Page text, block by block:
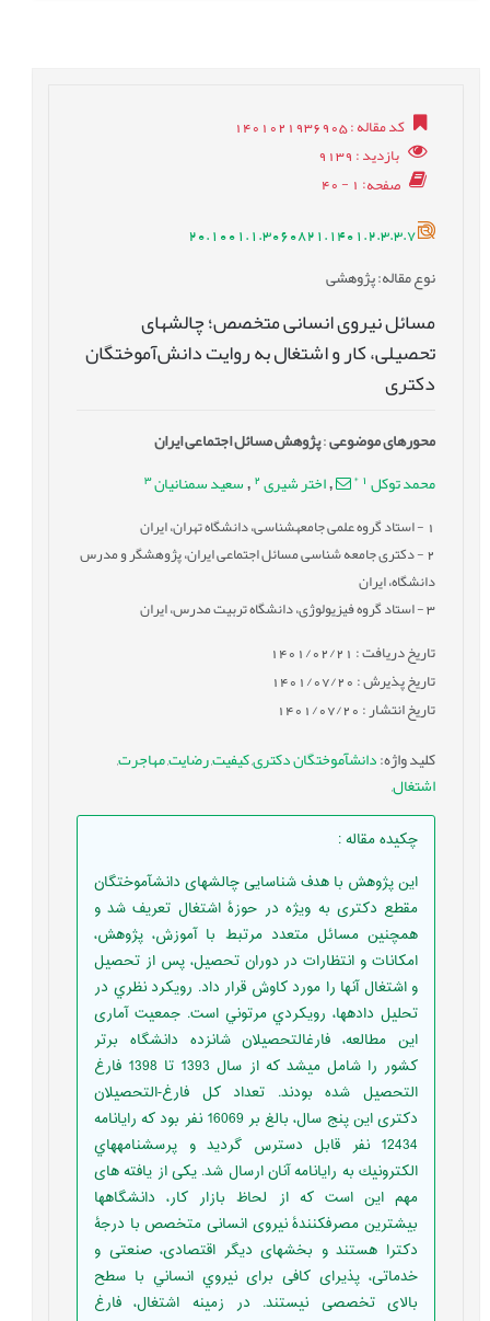
کد مقاله: 1401021936905
بازدید: 9139
صفحه: 1 - 40
20.1001.1.3060821.1401.2.3.3.7
نوع مقاله: پژوهشی
مسائل نیروی انسانی متخصص؛ چالش‏های
تحصیلی، کار و اشتغال به روایت دانش‌‏آموختگان
دکتری
محورهای موضوعی:پژوهش مسائل اجتماعی ایران
محمد توکل *
,اختر شیری 2
, سعید سمنانیان 3
- استاد گروه علمی جامعه‏شناسی، دانشگاه تهران، ایران
2- دکتری جامعه ‏شناسی مسائل اجتماعی ایران، پژوهشگر و مدرس
دانشگاه، ایران
3- استاد گروه فیزیولوژی، دانشگاه تربیت مدرس، ایران
تاریخ دریافت : 1401/02/21
تاریخ پذیرش : 1401/07/20
تاریخ انتشار : 1401/07/20
کلید واژه:دانش‏آموختگان دکتری,کیفیت,رضایت,مهاجرت,
اشتغال,
چکیده مقاله:
این پژوهش با هدف شناسایی چالش‏های دانش‏آموختگان
مقطع دکتری به ویژه در حوزۀ اشتغال تعریف شد و
همچنین مسائل متعدد مرتبط با آموزش، پژوهش،
امکانات و انتظارات در دوران تحصیل، پس از تحصیل
و اشتغال آنها را مورد کاوش قرار داد. رويكرد نظري در
تحليل داده‏ها، رويكردي مرتوني است. جمعیت آماری
این مطالعه، فارغ‏التحصیلان شانزده دانشگاه برتر
کشور را شامل می‏شد که از سال 1393 تا 1398 فارغ‏
التحصیل شده بودند. تعداد کل فارغ-‏التحصیلان
دکتری این پنج سال، بالغ بر 16069 نفر بود که رایانامه
12434 نفر قابل دسترس گردید و پرسشنامه‏هاي
الكترونيك به رایانامه آنان ارسال شد. یکی از یافته های
مهم این است که از لحاظ بازار کار، دانشگاه‏ها
بیشترین مصرف‏کنندۀ‏ نیروی انسانی متخصص با درجۀ‏
دکترا هستند و بخش‏های دیگر اقتصادی، صنعتی و
خدماتی، پذیرای کافی برای نيروي انساني با سطح
بالای تخصصی نیستند. در زمینه اشتغال، فارغ